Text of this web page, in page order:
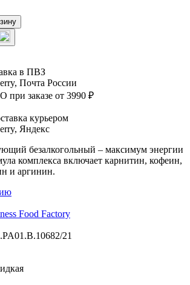
в ПВЗ
Почта России
заказе от 3990 ₽
курьером
Яндекс
безалкогольный – максимум энергии
комплекса включает карнитин, кофеин,
и аргинин.
Food Factory
21